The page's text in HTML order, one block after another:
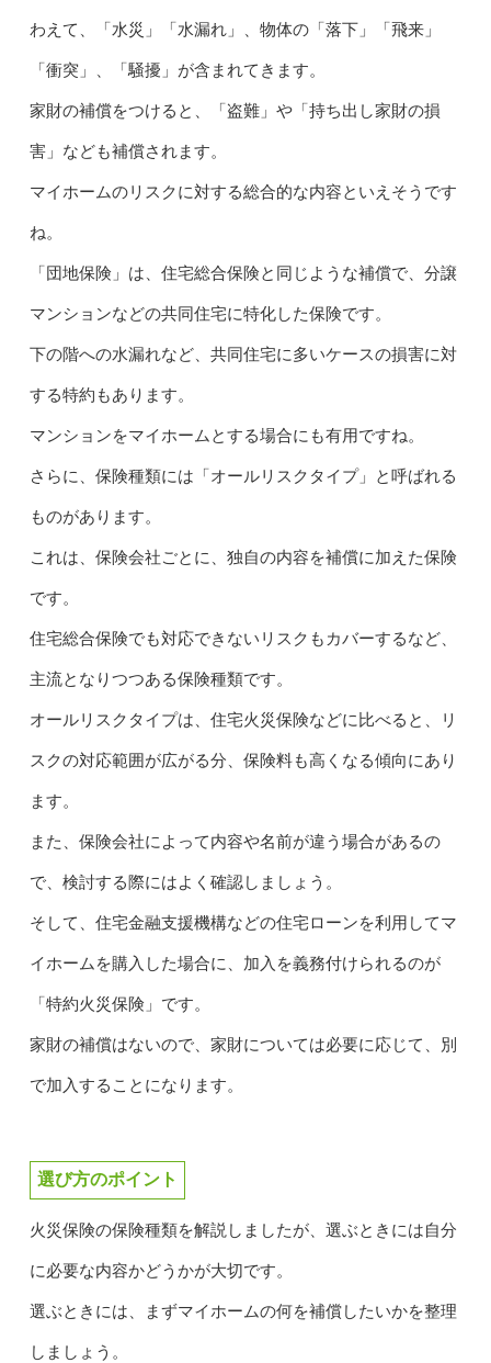
わえて、「水災」「水漏れ」、物体の「落下」「飛来」
「衝突」、「騒擾」が含まれてきます。
家財の補償をつけると、「盗難」や「持ち出し家財の損
害」なども補償されます。
マイホームのリスクに対する総合的な内容といえそうです
ね。
「団地保険」は、住宅総合保険と同じような補償で、分譲
マンションなどの共同住宅に特化した保険です。
下の階への水漏れなど、共同住宅に多いケースの損害に対
する特約もあります。
マンションをマイホームとする場合にも有用ですね。
さらに、保険種類には「オールリスクタイプ」と呼ばれる
ものがあります。
これは、保険会社ごとに、独自の内容を補償に加えた保険
です。
住宅総合保険でも対応できないリスクもカバーするなど、
主流となりつつある保険種類です。
オールリスクタイプは、住宅火災保険などに比べると、リ
スクの対応範囲が広がる分、保険料も高くなる傾向にあり
ます。
また、保険会社によって内容や名前が違う場合があるの
で、検討する際にはよく確認しましょう。
そして、住宅金融支援機構などの住宅ローンを利用してマ
イホームを購入した場合に、加入を義務付けられるのが
「特約火災保険」です。
家財の補償はないので、家財については必要に応じて、別
で加入することになります。
選び方のポイント
火災保険の保険種類を解説しましたが、選ぶときには自分
に必要な内容かどうかが大切です。
選ぶときには、まずマイホームの何を補償したいかを整理
しましょう。